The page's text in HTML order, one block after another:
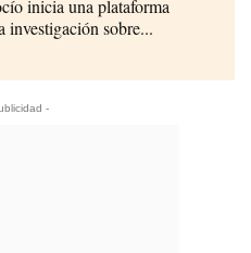
inicia una plataforma
investigación sobre...
-